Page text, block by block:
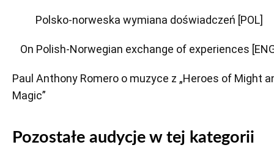
Polsko-norweska wymiana doświadczeń [POL]
On Polish-Norwegian exchange of experiences
Paul Anthony Romero o muzyce z „Heroes of Might
Magic”
Pozostałe audycje w tej kategorii